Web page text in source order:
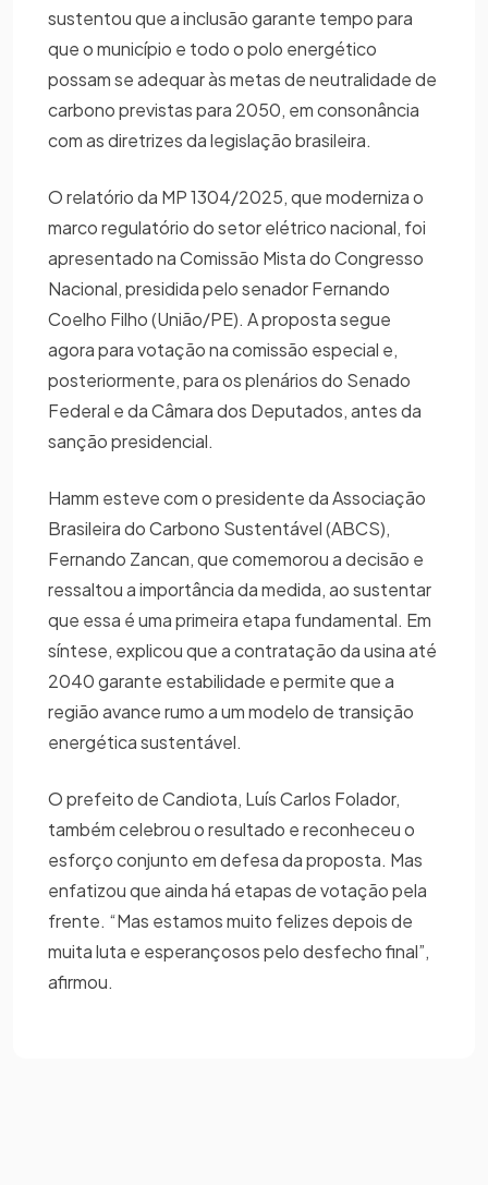
sustentou que a inclusão garante tempo para
que o município e todo o polo energético
possam se adequar às metas de neutralidade de
carbono previstas para 2050, em consonância
com as diretrizes da legislação brasileira.
O relatório da MP 1304/2025, que moderniza o
marco regulatório do setor elétrico nacional, foi
apresentado na Comissão Mista do Congresso
Nacional, presidida pelo senador Fernando
Coelho Filho (União/PE). A proposta segue
agora para votação na comissão especial e,
posteriormente, para os plenários do Senado
Federal e da Câmara dos Deputados, antes da
sanção presidencial.
Hamm esteve com o presidente da Associação
Brasileira do Carbono Sustentável (ABCS),
Fernando Zancan, que comemorou a decisão e
ressaltou a importância da medida, ao sustentar
que essa é uma primeira etapa fundamental. Em
síntese, explicou que a contratação da usina até
2040 garante estabilidade e permite que a
região avance rumo a um modelo de transição
energética sustentável.
O prefeito de Candiota, Luís Carlos Folador,
também celebrou o resultado e reconheceu o
esforço conjunto em defesa da proposta. Mas
enfatizou que ainda há etapas de votação pela
frente. “Mas estamos muito felizes depois de
muita luta e esperançosos pelo desfecho final”,
afirmou.